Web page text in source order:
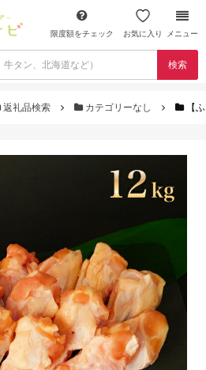
限度額をチェック お気に入り メニュー
検索
返礼品検索 カテゴリーなし 【